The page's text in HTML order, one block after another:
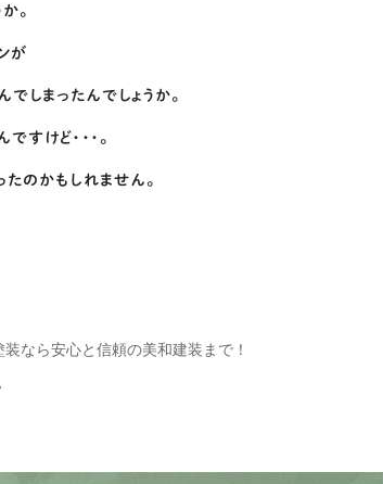
。
が
しまったんでしょうか。
すけど・・・。
のかもしれません。
なら安心と信頼の美和建装まで！